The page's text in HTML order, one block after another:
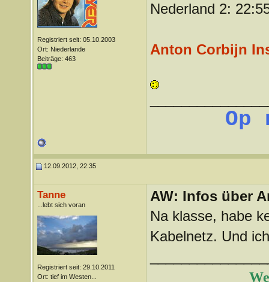
Registriert seit: 05.10.2003
Ort: Niederlande
Beiträge: 463
Nederland 2:
Anton Corbijn
Op
12.09.2012, 22:35
Tanne
...lebt sich voran
Registriert seit: 29.10.2011
Ort: tief im Westen...
AW: Infos über
Na klasse, habe
Kabelnetz. Und